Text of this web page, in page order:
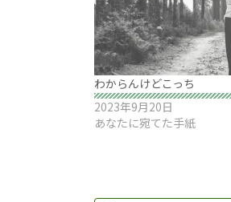
わからんけどこっち
2023年9月20日
あなたに宛てた手紙